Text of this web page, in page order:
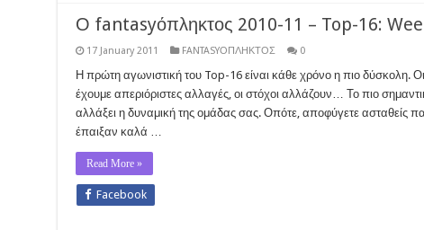
Ο fantasyόπληκτος 2010-11 – Top-16:
17 January 2011 FANTASYΟΠΛΗΚΤΟΣ 0
Η πρώτη αγωνιστική του Top-16 είναι κάθε χρόνο η πιο δύσκολη.
έχουμε απεριόριστες αλλαγές, οι στόχοι αλλάζουν… Το πιο
αλλάξει η δυναμική της ομάδας σας. Οπότε, αποφύγετε ασταθείς
έπαιξαν καλά …
Read More »
Facebook